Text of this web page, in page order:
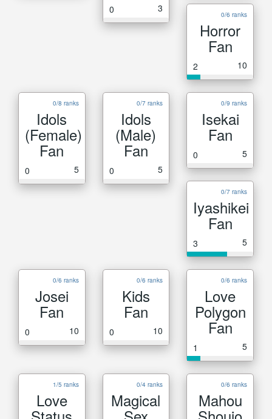
0 3
0/6 ranks
Horror
Fan
2 10
0/8 ranks
Idols
(Female)
Fan
0 5
0/7 ranks
Idols
(Male)
Fan
0 5
0/9 ranks
Isekai
Fan
0 5
0/7 ranks
Iyashikei
Fan
3 5
0/6 ranks
Josei
Fan
0 10
0/6 ranks
Kids
Fan
0 10
0/6 ranks
Love
Polygon
Fan
1 5
1/5 ranks
Love
0/4 ranks
Magical
0/6 ranks
Mahou